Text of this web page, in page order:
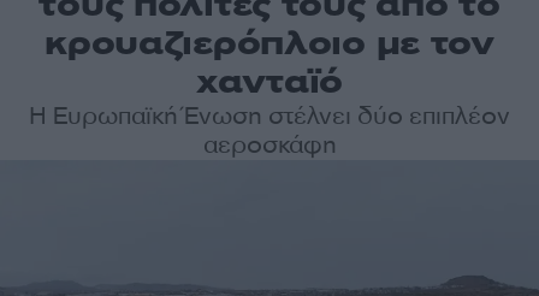
κρουαζιερόπλοιο με τον
χανταϊό
Η Ευρωπαϊκή Ένωση στέλνει δύο επιπλέον
αεροσκάφη